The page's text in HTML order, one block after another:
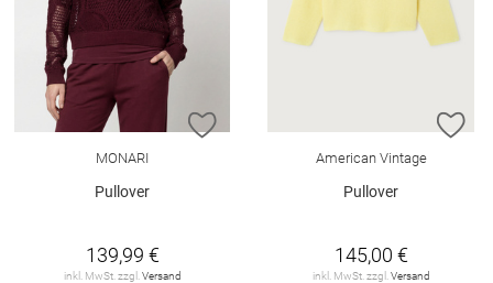
ZUR WUNSCHLISTE HINZUFÜGEN
MONARI
Pullover
139,99 €
inkl. MwSt. zzgl. Versand
American Vintage
Pullover
145,00 €
inkl. MwSt. zzgl. Versand